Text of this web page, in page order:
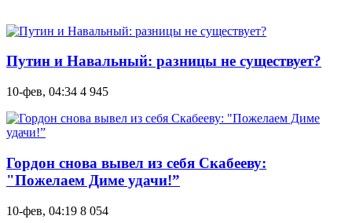
Путин и Навальный: разницы не существует?
10-фев, 04:34 4 945
Гордон снова вывел из себя Скабееву:
"Пожелаем Диме удачи!”
10-фев, 04:19 8 054